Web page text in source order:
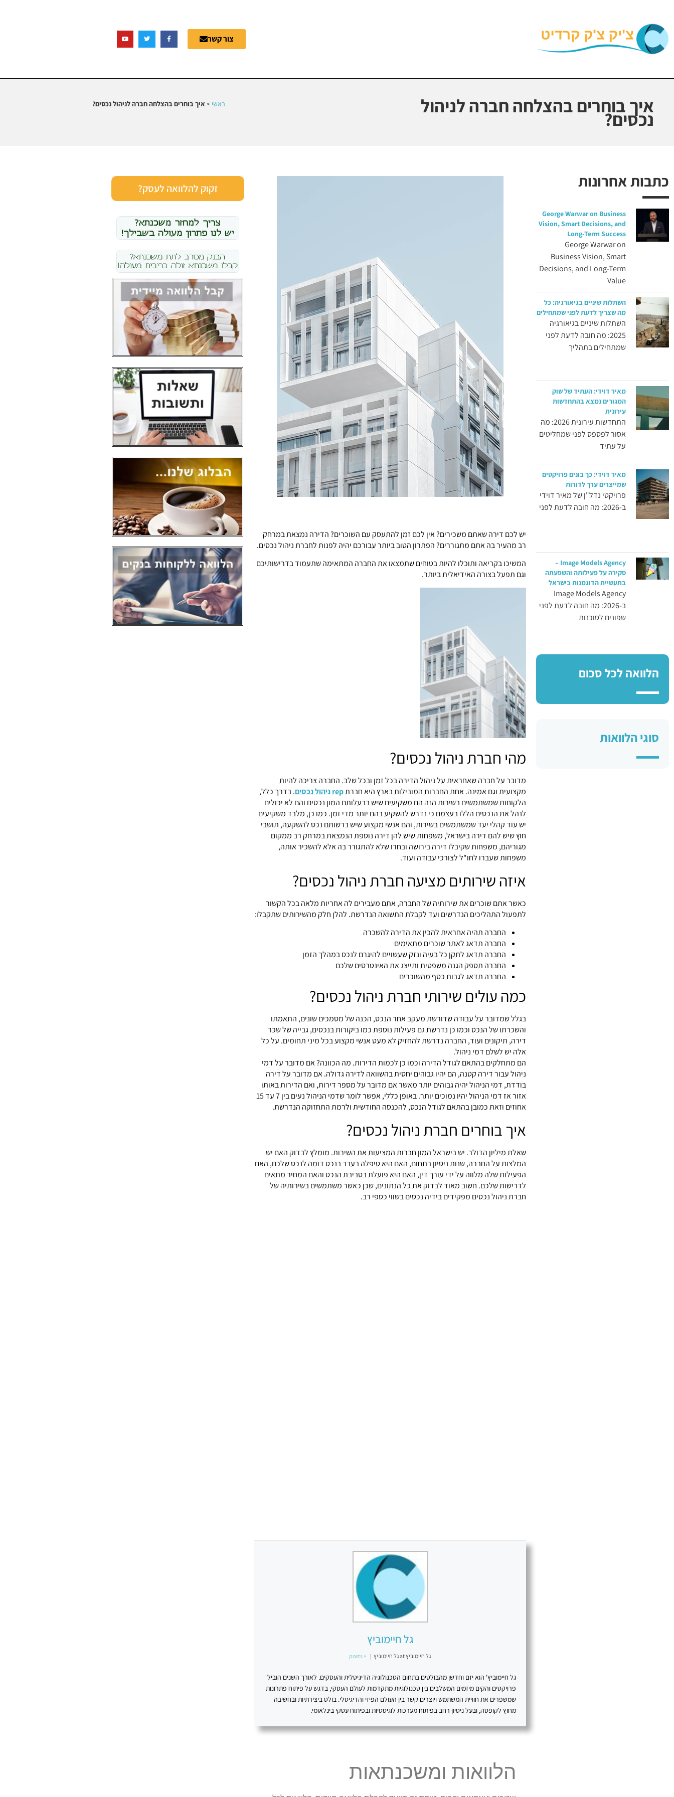
צור קשר
איך בוחרים בהצלחה חברה לניהול
נכסים?
ראשי > איך בוחרים בהצלחה חברה לניהול נכסים?
כתבות אחרונות
George Warwar on Business
Vision, Smart Decisions, and
Long-Term Success
George Warwar on
Business Vision, Smart
Decisions, and Long-Term
Value
השתלות שיניים בגיאורגיה: כל
מה שצריך לדעת לפני שמתחילים
השתלות שיניים בגיאורגיה
2025: מה חובה לדעת לפני
שמתחילים בתהליך
מאיר דוידי: העתיד של שוק
המגורים נמצא בהתחדשות
עירונית
התחדשות עירונית 2026: מה
אסור לפספס לפני שמחליטים
על עתיד
מאיר דוידי: כך בונים פרויקטים
שמייצרים ערך לדורות
פרויקטי נדל"ן של מאיר דוידי
ב-2026: מה חובה לדעת לפני
Image Models Agency –
סקירה על פעילותה והשפעתה
בתעשיית הדוגמנות בישראל
Image Models Agency
ב-2026: מה חובה לדעת לפני
שפונים לסוכנות
הלוואה לכל סכום
סוגי הלוואות
יש לכם דירה שאתם משכירים? אין לכם זמן להתעסק עם השוכרים? הדירה נמצאת במרחק
רב מהעיר בה אתם מתגוררים? הפתרון הטוב ביותר עבורכם יהיה לפנות לחברת ניהול נכסים.
המשיכו בקריאה ותוכלו להיות בטוחים שתמצאו את החברה המתאימה שתעמוד בדרישותיכם
וגם תפעל בצורה האידיאלית ביותר.
מהי חברת ניהול נכסים?
מדובר על חברה שאחראית על ניהול הדירה בכל זמן ובכל שלב. החברה צריכה להיות
מקצועית וגם אמינה. אחת החברות המובילות בארץ היא חברתrep ניהול נכסים
. בדרך כלל,
הלקוחות שמשתמשים בשירות הזה הם משקיעים שיש בבעלותם המון נכסים והם לא יכולים
לנהל את הנכסים הללו בעצמם כי נדרש להשקיע בהם יותר מדי זמן. כמו כן, מלבד משקיעים
יש עוד קהלי יעד שמשתמשים בשירות, והם אנשי מקצוע שיש ברשותם נכס להשקעה, תושבי
חוץ שיש להם דירה בישראל, משפחות שיש להן דירה נוספת הנמצאת במרחק רב ממקום
מגוריהם, משפחות שקיבלו דירה בירושה ובחרו שלא להתגורר בה אלא להשכיר אותה,
משפחות שעברו לחו"ל לצורכי עבודה ועוד.
איזה שירותים מציעה חברת ניהול נכסים?
כאשר אתם שוכרים את שירותיה של החברה, אתם מעבירים לה אחריות מלאה בכל הקשור
לתפעול התהליכים הנדרשים ועד לקבלת התשואה הנדרשת. להלן חלק מהשירותים שתקבלו:
החברה תהיה אחראית להכין את הדירה להשכרה
החברה תדאג לאתר שוכרים מתאימים
החברה תדאג לתקן כל בעיה ונזק שעשויים להיגרם לנכס במהלך הזמן
החברה תספק הגנה משפטית ותייצג את האינטרסים שלכם
החברה תדאג לגבות כסף מהשוכרים
כמה עולים שירותי חברת ניהול נכסים?
בגלל שמדובר על עבודה שדורשת מעקב אחר הנכס, הכנה של מסמכים שונים, התאמתו
והשכרתו של הנכס וכמו כן נדרשת גם פעילות נוספת כמו ביקורות בנכסים, גבייה של שכר
דירה, תיקונים ועוד, החברה נדרשת להחזיק לא מעט אנשי מקצוע בכל מיני תחומים. על כל
אלה יש לשלם דמי ניהול.
הם מתחלקים בהתאם לגודל הדירה וכמו כן לכמות הדירות. מה הכוונה? אם מדובר על דמי
ניהול עבור דירה קטנה, הם יהיו גבוהים יחסית בהשוואה לדירה גדולה. אם מדובר על דירה
בודדת, דמי הניהול יהיה גבוהים יותר מאשר אם מדובר על מספר דירות, ואם הדירות באותו
אזור אז דמי הניהול יהיו נמוכים יותר. באופן כללי, אפשר לומר שדמי הניהול נעים בין 7 עד 15
אחוזים וזאת כמובן בהתאם לגודל הנכס, להכנסה החודשית ולרמת התחזוקה הנדרשת.
איך בוחרים חברת ניהול נכסים?
שאלת מיליון הדולר. יש בישראל המון חברות המציעות את השירות. מומלץ לבדוק האם יש
המלצות על החברה, שנות ניסיון בתחום, האם היא טיפלה בעבר בנכס דומה לנכס שלכם, האם
הפעילות שלה מלווה על ידי עורך דין, האם היא פועלת בסביבת הנכס והאם המחיר מתאים
לדרישות שלכם. חשוב מאוד לבדוק את כל הנתונים, שכן כאשר משתמשים בשירותיה של
חברת ניהול נכסים מפקידים בידיה נכסים בשווי כספי רב.
גל חיימוביץ
גל חיימוביץatגל חיימוביץ |
+ posts
גל חיימוביץ' הוא יזם וחדשן מהבולטים בתחום הטכנולוגיה הדיגיטלית והעסקים. לאורך השנים הוביל
פרויקטים והקים מיזמים המשלבים בין טכנולוגיות מתקדמות לעולם העסקי, בדגש על פיתוח פתרונות
שמשפרים את חוויית המשתמש ויוצרים קשר בין העולם הפיזי והדיגיטלי. בולט ביצירתיות ובחשיבה
מחוץ לקופסה, ובעל ניסיון רחב בפיתוח מערכות לוגיסטיות ובפיתוח עסקי בינלאומי.
הלוואות ומשכנתאות
זקוק להלוואה לעסק?